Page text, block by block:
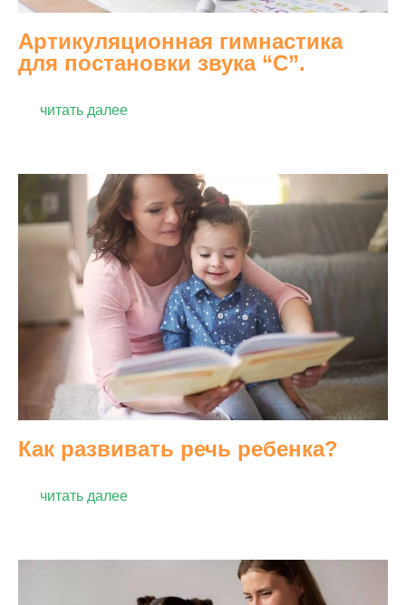
Артикуляционная гимнастика
для постановки звука “С”.
читать далее
Как развивать речь ребенка?
читать далее